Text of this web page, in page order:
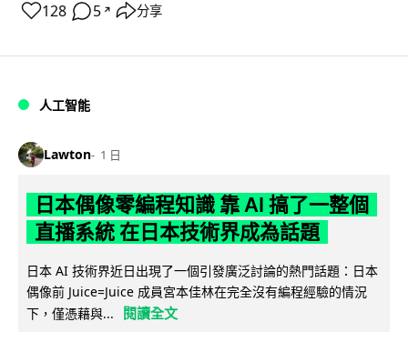
128 5 ↗ 分享
人工智能
Lawton 1 日
日本偶像零編程知識 靠 AI 搞了一整個
直播系統 在日本技術界成為話題
日本 AI 技術界近日出現了一個引發廣泛討論的熱門話題：日本
偶像前 Juice=Juice 成員宮本佳林在完全沒有編程經驗的情況
下，僅憑藉與...
閱讀全文